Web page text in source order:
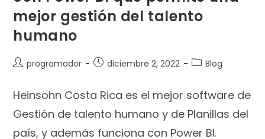
mejor gestión del talento
humano
programador diciembre 2, 2022 Blog
Heinsohn Costa Rica es el mejor software de
Gestión de talento humano y de Planillas del
país, y además funciona con Power BI.